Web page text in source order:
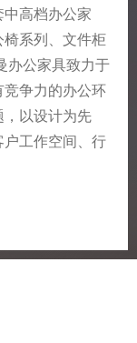
高档办公家
系列、文件柜
办公家具致力于
争力的办公环
以设计为先
工作空间、行